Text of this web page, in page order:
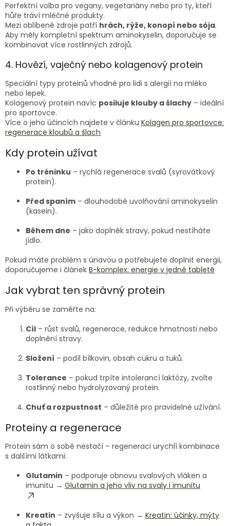
Perfektní volba pro vegany, vegetariány nebo pro ty, kteří
hůře tráví mléčné produkty.
Mezi oblíbené zdroje patří hrách, rýže, konopí nebo sója.
Aby měly kompletní spektrum aminokyselin, doporučuje se
kombinovat více rostlinných zdrojů.
4. Hovězí, vaječný nebo kolagenový protein
Speciální typy proteinů vhodné pro lidi s alergií na mléko
nebo lepek.
Kolagenový protein navíc posiluje klouby a šlachy – ideální
pro sportovce.
Více o jeho účincích najdete v článku Kolagen pro sportovce:
regenerace kloubů a šlach
Kdy protein užívat
Po tréninku – rychlá regenerace svalů (syrovátkový
protein).
Před spaním – dlouhodobé uvolňování aminokyselin
(kasein).
Během dne – jako doplněk stravy, pokud nestíháte
jídlo.
Pokud máte problém s únavou a potřebujete doplnit energii,
doporučujeme i článek B-komplex: energie v jedné tabletě
Jak vybrat ten správný protein
Při výběru se zaměřte na:
Cíl – růst svalů, regenerace, redukce hmotnosti nebo
doplnění stravy.
Složení – podíl bílkovin, obsah cukru a tuků.
Tolerance – pokud trpíte intolerancí laktózy, zvolte
rostlinný nebo hydrolyzovaný protein.
Chuť a rozpustnost – důležité pro pravidelné užívání.
Proteiny a regenerace
Protein sám o sobě nestačí – regeneraci urychlí kombinace
s dalšími látkami:
Glutamin – podporuje obnovu svalových vláken a
imunitu → Glutamin a jeho vliv na svaly i imunitu
Kreatin – zvyšuje sílu a výkon → Kreatin: účinky, mýty